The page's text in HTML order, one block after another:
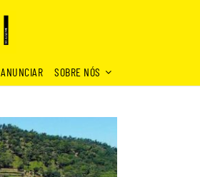
ANUNCIAR SOBRE NÓS